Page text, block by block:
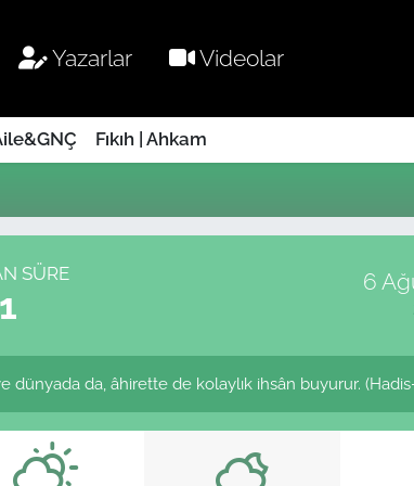
Yazarlar Videolar
Fıkıh | Ahkam
SÜRE 6
dünyada da, âhirette de kolaylık ihsân buyurur.